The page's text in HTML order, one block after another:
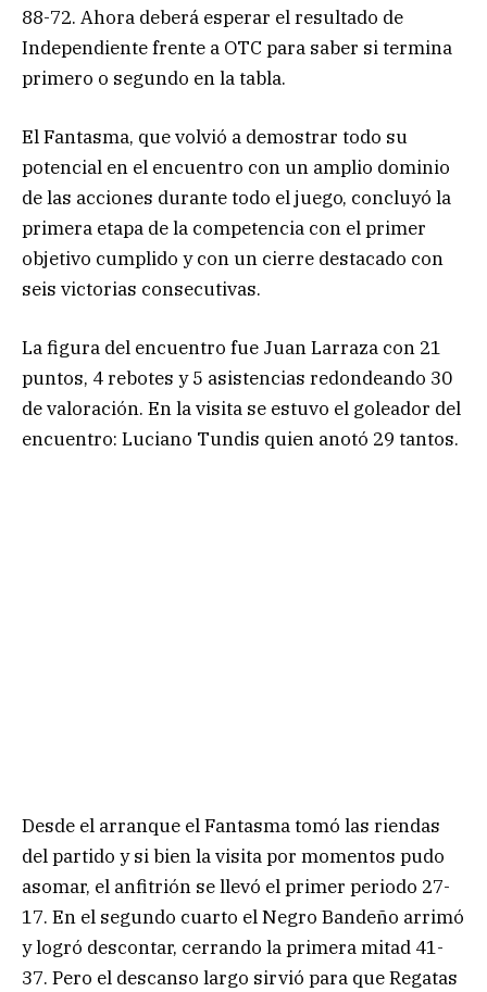
88-72. Ahora deberá esperar el resultado de
Independiente frente a OTC para saber si termina
primero o segundo en la tabla.
El Fantasma, que volvió a demostrar todo su
potencial en el encuentro con un amplio dominio
de las acciones durante todo el juego, concluyó la
primera etapa de la competencia con el primer
objetivo cumplido y con un cierre destacado con
seis victorias consecutivas.
La figura del encuentro fue Juan Larraza con 21
puntos, 4 rebotes y 5 asistencias redondeando 30
de valoración. En la visita se estuvo el goleador del
encuentro: Luciano Tundis quien anotó 29 tantos.
Desde el arranque el Fantasma tomó las riendas
del partido y si bien la visita por momentos pudo
asomar, el anfitrión se llevó el primer periodo 27-
17. En el segundo cuarto el Negro Bandeño arrimó
y logró descontar, cerrando la primera mitad 41-
37. Pero el descanso largo sirvió para que Regatas